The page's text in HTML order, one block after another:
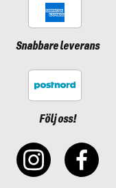
Snabbare leverans
Följ oss!